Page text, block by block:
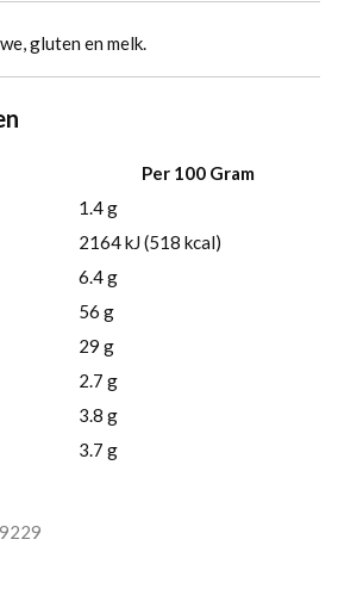
gluten en melk.
Per 100 Gram
1.4 g
2164 kJ (518 kcal)
6.4 g
56 g
29 g
2.7 g
3.8 g
3.7 g